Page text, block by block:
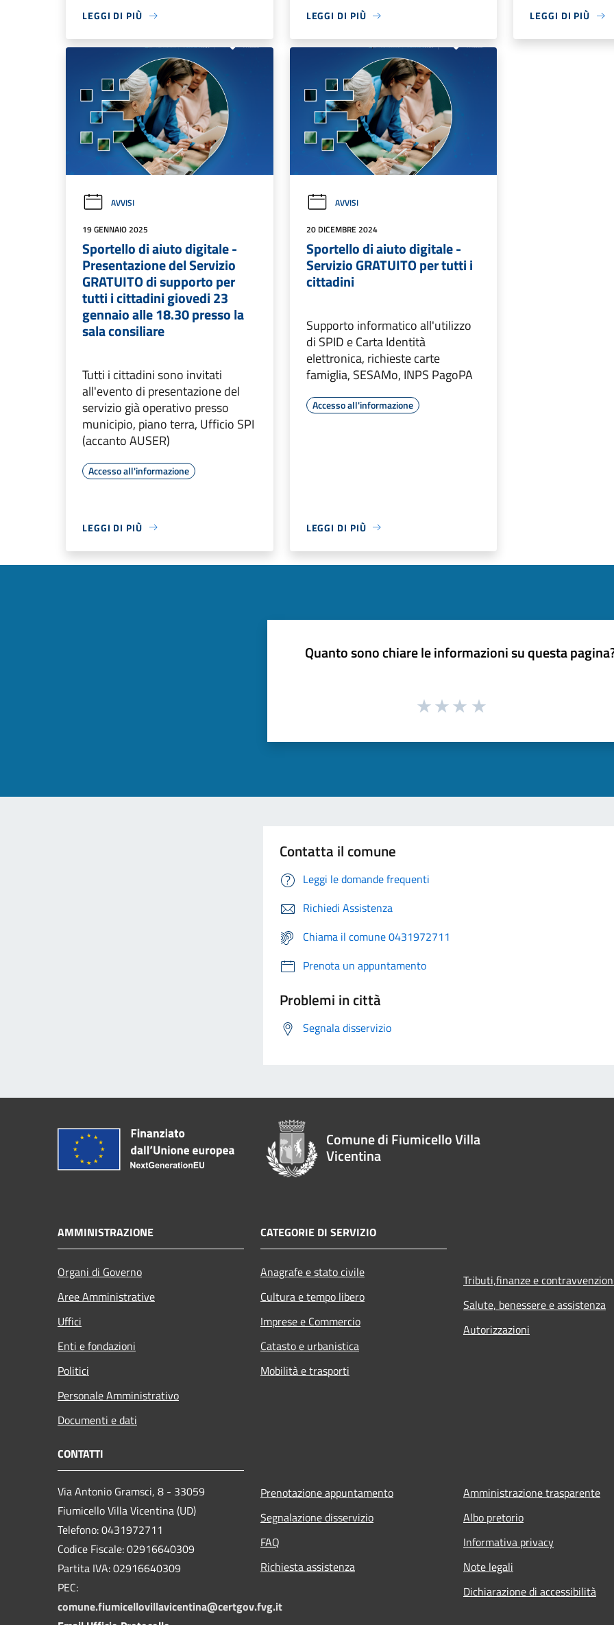
LEGGI DI PIÙ LEGGI DI PIÙ LEGGI DI PIÙ
AVVISI
19 GENNAIO 2025
Sportello di aiuto digitale -
Presentazione del Servizio
GRATUITO di supporto per
tutti i cittadini giovedi 23
gennaio alle 18.30 presso la
sala consiliare
Tutti i cittadini sono invitati
all'evento di presentazione del
servizio già operativo presso
municipio, piano terra, Ufficio SPI
(accanto AUSER)
Accesso all'informazione
LEGGI DI PIÙ
AVVISI
20 DICEMBRE 2024
Sportello di aiuto digitale -
Servizio GRATUITO per tutti i
cittadini
Supporto informatico all'utilizzo
di SPID e Carta Identità
elettronica, richieste carte
famiglia, SESAMo, INPS PagoPA
Accesso all'informazione
LEGGI DI PIÙ
Quanto sono chiare le informazioni su questa
Contatta il comune
Leggi le domande frequenti
Richiedi Assistenza
Chiama il comune 0431972711
Prenota un appuntamento
Problemi in città
Segnala disservizio
Comune di Fiumicello Villa
Vicentina
AMMINISTRAZIONE
Organi di Governo
Aree Amministrative
Uffici
Enti e fondazioni
Politici
Personale Amministrativo
Documenti e dati
CATEGORIE DI SERVIZIO
Anagrafe e stato civile
Cultura e tempo libero
Imprese e Commercio
Catasto e urbanistica
Mobilità e trasporti
Tributi,finanze e
Salute, benessere e assistenza
Autorizzazioni
CONTATTI
Via Antonio Gramsci, 8 - 33059
Fiumicello Villa Vicentina (UD)
Telefono: 0431972711
Codice Fiscale: 02916640309
Partita IVA: 02916640309
PEC:
comune.fiumicellovillavicentina@certgov.fvg.it
Prenotazione appuntamento
Segnalazione disservizio
FAQ
Richiesta assistenza
Amministrazione trasparente
Albo pretorio
Informativa privacy
Note legali
Dichiarazione di accessibilità